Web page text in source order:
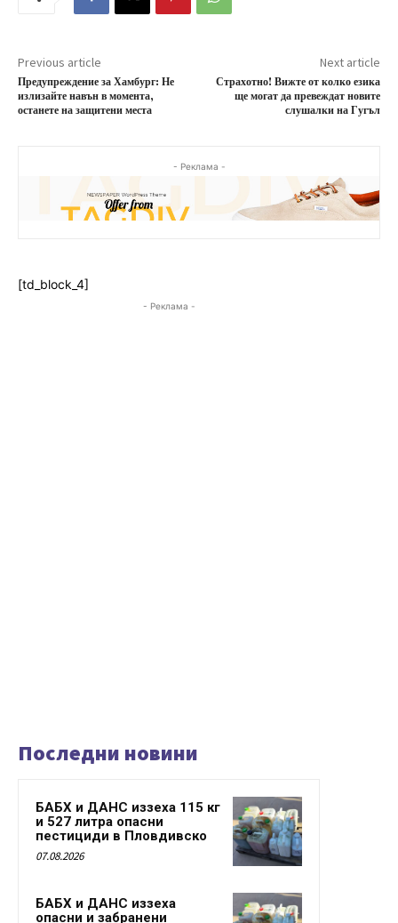
Previous article
Предупреждение за Хамбург: Не
излизайте навън в момента,
останете на защитени места
Next article
Страхотно! Вижте от колко езика
ще могат да превеждат новите
слушалки на Гугъл
- Реклама -
[td_block_4]
- Реклама -
Последни новини
БАБХ и ДАНС иззеха 115 кг
и 527 литра опасни
пестициди в Пловдивско
07.08.2026
БАБХ и ДАНС иззеха
опасни и забранени